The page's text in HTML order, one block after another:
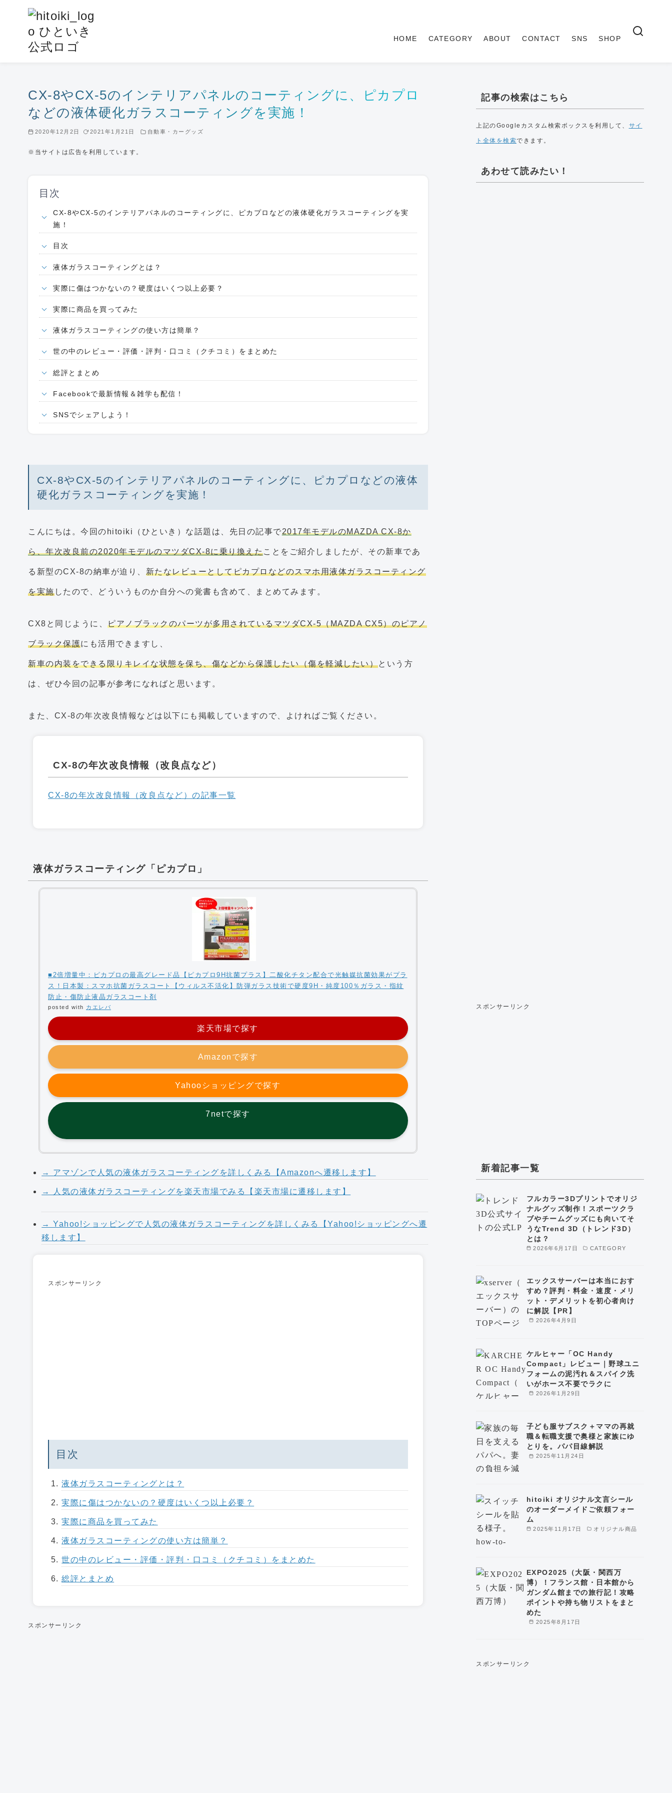
HOME CATEGORY ABOUT CONTACT SNS SHOP
CX-8やCX-5のインテリアパネルのコーティングに、ピカプロ
などの液体硬化ガラスコーティングを実施！
2020年12月2日 2021年1月21日 自動車・カーグッズ
※当サイトは広告を利用しています。
目次
CX-8やCX-5のインテリアパネルのコーティングに、ピカプロなどの液体硬化ガラスコーティングを実
施！
目次
液体ガラスコーティングとは？
実際に傷はつかないの？硬度はいくつ以上必要？
実際に商品を買ってみた
液体ガラスコーティングの使い方は簡単？
世の中のレビュー・評価・評判・口コミ（クチコミ）をまとめた
総評とまとめ
Facebookで最新情報＆雑学も配信！
SNSでシェアしよう！
CX-8やCX-5のインテリアパネルのコーティングに、ピカプロなどの液体
硬化ガラスコーティングを実施！
こんにちは。今回のhitoiki（ひといき）な話題は、先日の記事で2017年モデルのMAZDA CX-8か
ら、年次改良前の2020年モデルのマツダCX-8に乗り換えたことをご紹介しましたが、その新車であ
る新型のCX-8の納車が迫り、 新たなレビューとしてピカプロなどのスマホ用液体ガラスコーティング
を実施したので、どういうものか自分への覚書も含めて、まとめてみます。
CX8と同じように、 ピアノブラックのパーツが多用されているマツダCX-5（MAZDA CX5）のピアノ
ブラック保護にも活用できますし、
新車の内装をできる限りキレイな状態を保ち、傷などから保護したい（傷を軽減したい）という方
は、ぜひ今回の記事が参考になればと思います。
また、CX-8の年次改良情報などは以下にも掲載していますので、よければご覧ください。
CX-8の年次改良情報（改良点など）
CX-8の年次改良情報（改良点など）の記事一覧
液体ガラスコーティング「ピカプロ」
■2倍増量中：ピカプロの最高グレード品【ピカプロ9H抗菌プラス】二酸化チタン配合で光触媒抗菌効果がプラ
ス！日本製：スマホ抗菌ガラスコート【ウィルス不活化】防弾ガラス技術で硬度9H・純度100％ガラス・指紋
防止・傷防止液晶ガラスコート剤
posted with カエレバ
楽天市場で探す
Amazonで探す
Yahooショッピングで探す
7netで探す
→ アマゾンで人気の液体ガラスコーティングを詳しくみる【Amazonへ遷移します】
→ 人気の液体ガラスコーティングを楽天市場でみる【楽天市場に遷移します】
→ Yahoo!ショッピングで人気の液体ガラスコーティングを詳しくみる【Yahoo!ショッピングへ遷
移します】
スポンサーリンク
目次
液体ガラスコーティングとは？
実際に傷はつかないの？硬度はいくつ以上必要？
実際に商品を買ってみた
液体ガラスコーティングの使い方は簡単？
世の中のレビュー・評価・評判・口コミ（クチコミ）をまとめた
総評とまとめ
スポンサーリンク
記事の検索はこちら
上記のGoogleカスタム検索ボックスを利用して、 サイ
ト全体を検索できます。
あわせて読みたい！
スポンサーリンク
新着記事一覧
2026年6月17日 CATEGORY
フルカラー3Dプリントでオリジ
ナルグッズ制作！スポーツクラ
ブやチームグッズにも向いてそ
うなTrend 3D（トレンド3D）
とは？
2026年4月9日
エックスサーバーは本当におす
すめ？評判・料金・速度・メリ
ット・デメリットを初心者向け
に解説【PR】
2026年1月29日
ケルヒャー「OC Handy
Compact」レビュー｜野球ユニ
フォームの泥汚れ＆スパイク洗
いがホース不要でラクに
2025年11月24日
子ども服サブスク＋ママの再就
職＆転職支援で奥様と家族にゆ
とりを。パパ目線解説
2025年11月17日 オリジナル商品
hitoiki オリジナル文言シール
のオーダーメイドご依頼フォー
ム
2025年8月17日
EXPO2025（大阪・関西万
博）！フランス館・日本館から
ガンダム館までの旅行記！攻略
ポイントや持ち物リストをまと
めた
スポンサーリンク